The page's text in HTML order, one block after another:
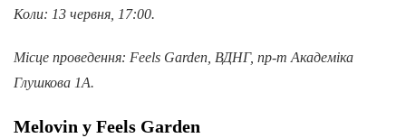
Коли: 13 червня, 17:00.
Місце проведення: Feels Garden, ВДНГ, пр-т Академіка
Глушкова 1А.
Melovin у Feels Garden